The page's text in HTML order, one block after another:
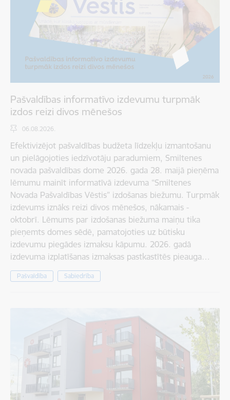
Pašvaldības informatīvo izdevumu turpmāk
izdos reizi divos mēnešos
06.08.2026.
Efektivizējot pašvaldības budžeta līdzekļu izmantošanu
un pielāgojoties iedzīvotāju paradumiem, Smiltenes
novada pašvaldības dome 2026. gada 28. maijā pieņēma
lēmumu mainīt informatīvā izdevuma “Smiltenes
Novada Pašvaldības Vēstis” izdošanas biežumu. Turpmāk
izdevums iznāks reizi divos mēnešos, nākamais -
oktobrī. Lēmums par izdošanas biežuma maiņu tika
pieņemts domes sēdē, pamatojoties uz būtisku
izdevumu piegādes izmaksu kāpumu. 2026. gadā
izdevuma izplatīšanas izmaksas pastkastītēs pieauga…
Pašvaldība Sabiedrība